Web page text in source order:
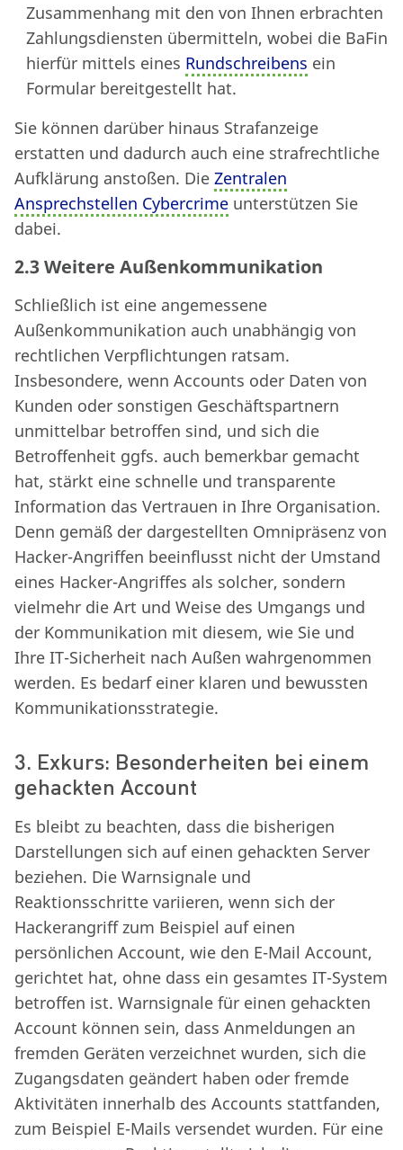
Zusammenhang mit den von Ihnen erbrachten
Zahlungsdiensten übermitteln, wobei die BaFin
hierfür mittels eines Rundschreibens ein
Formular bereitgestellt hat.
Sie können darüber hinaus Strafanzeige
erstatten und dadurch auch eine strafrechtliche
Aufklärung anstoßen. Die Zentralen
Ansprechstellen Cybercrime unterstützen Sie
dabei.
2.3 Weitere Außenkommunikation
Schließlich ist eine angemessene
Außenkommunikation auch unabhängig von
rechtlichen Verpflichtungen ratsam.
Insbesondere, wenn Accounts oder Daten von
Kunden oder sonstigen Geschäftspartnern
unmittelbar betroffen sind, und sich die
Betroffenheit ggfs. auch bemerkbar gemacht
hat, stärkt eine schnelle und transparente
Information das Vertrauen in Ihre Organisation.
Denn gemäß der dargestellten Omnipräsenz von
Hacker-Angriffen beeinflusst nicht der Umstand
eines Hacker-Angriffes als solcher, sondern
vielmehr die Art und Weise des Umgangs und
der Kommunikation mit diesem, wie Sie und
Ihre IT-Sicherheit nach Außen wahrgenommen
werden. Es bedarf einer klaren und bewussten
Kommunikationsstrategie.
3. Exkurs: Besonderheiten bei einem
gehackten Account
Es bleibt zu beachten, dass die bisherigen
Darstellungen sich auf einen gehackten Server
beziehen. Die Warnsignale und
Reaktionsschritte variieren, wenn sich der
Hackerangriff zum Beispiel auf einen
persönlichen Account, wie den E-Mail Account,
gerichtet hat, ohne dass ein gesamtes IT-System
betroffen ist. Warnsignale für einen gehackten
Account können sein, dass Anmeldungen an
fremden Geräten verzeichnet wurden, sich die
Zugangsdaten geändert haben oder fremde
Aktivitäten innerhalb des Accounts stattfanden,
zum Beispiel E-Mails versendet wurden. Für eine